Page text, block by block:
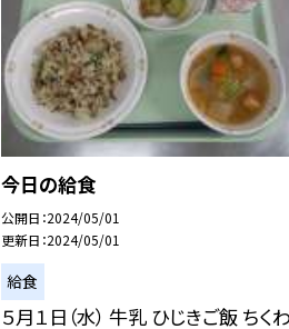
今日の給食
公開日 2024/05/01
更新日 2024/05/01
給食
５月１日（水） 牛乳 ひじきご飯 ちくわ